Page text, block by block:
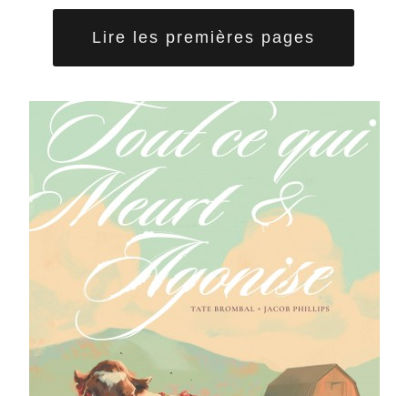
Lire les premières pages